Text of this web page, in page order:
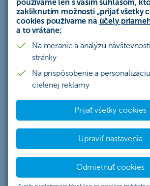
používame len s vašim súhlasom,
zakliknutím možnosti „prijať všetky
cookies používame na účely
a to vrátane:
Na meranie a analýzu
stránky
Na prispôsobenie a
cielenej reklamy
Prijať všetky cookies
Upraviť nastavenia
Odmietnuť cookies
4 dôvody, prečo si
motocykel
Asistenčné služby 24/